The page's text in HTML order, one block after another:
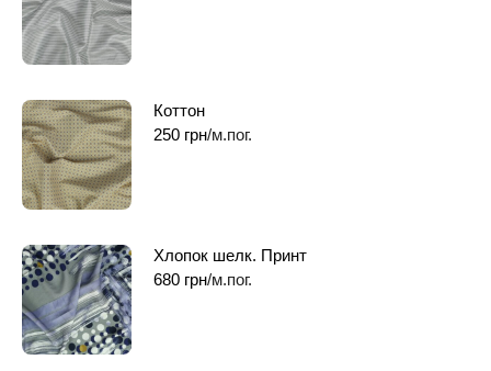
Коттон
250 грн/м.пог.
Хлопок шелк. Принт
680 грн/м.пог.